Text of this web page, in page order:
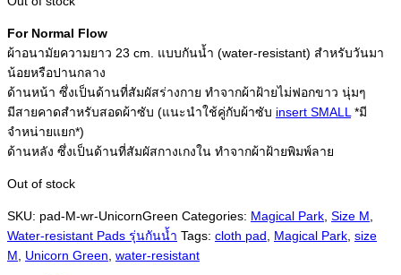
For Normal Flow
ผ้าอนามัยความยาว 23 cm. แบบกันน้ำ (water-resistant) สำหรับวันมา
น้อยหรือปานกลาง
ด้านหน้า ซึ่งเป็นด้านที่สัมผัสร่างกาย ทำจากผ้าฝ้ายไม่ฟอกขาว นุ่มๆ
มีสายคาดสำหรับสอดผ้าซับ (แนะนำใช้คู่กับผ้าซับ insert SMALL*มี
จำหน่ายแยก*)
ด้านหลัง ซึ่งเป็นด้านที่สัมผัสกางเกงใน ทำจากผ้าฝ้ายพิมพ์ลาย
Out of stock
SKU: pad-M-wr-UnicornGreen Categories: Magical Park, Size M,
Water-resistant Pads รุ่นกันน้ำ Tags: cloth pad, Magical Park, size
M, Unicorn Green, water-resistant